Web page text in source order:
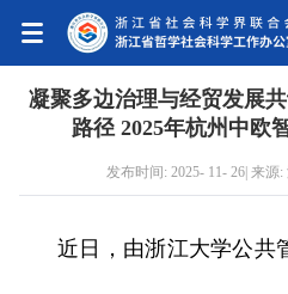
凝聚多边治理与经贸发展
路径 2025年杭州中欧
发布时间: 2025- 11- 26| 来
近日，由浙江大学公共